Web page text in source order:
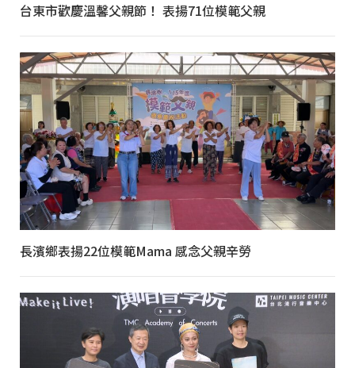
台東市歡慶溫馨父親節！ 表揚71位模範父親
長濱鄉表揚22位模範Mama 感念父親辛勞